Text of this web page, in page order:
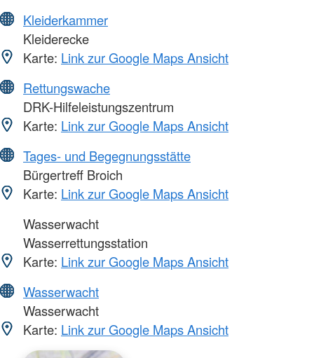
Kleiderkammer
Kleiderecke
Karte: Link zur Google Maps Ansicht
Rettungswache
DRK-Hilfeleistungszentrum
Karte: Link zur Google Maps Ansicht
Tages- und Begegnungsstätte
Bürgertreff Broich
Karte: Link zur Google Maps Ansicht
Wasserwacht
Wasserrettungsstation
Karte: Link zur Google Maps Ansicht
Wasserwacht
Wasserwacht
Karte: Link zur Google Maps Ansicht